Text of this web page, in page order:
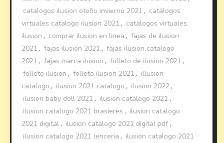
catalogos ilusion otoño invierno 2021 , catálogos
virtuales catalogo ilusion 2021 , catalogos virtuales
ilusion , comprar ilusion en linea , fajas de ilusion
2021 , fajas ilusion 2021 , fajas ilusion catalogo
2021 , fajas marca ilusion , folleto de ilusion 2021 ,
folleto ilusion , folleto ilusion 2021 , illusion
catalogo , ilusion 2021 catalogo , ilusion 2022 ,
ilusion baby doll 2021 , ilusion catalogo 2021 ,
ilusion catalogo 2021 brasieres , ilusion catalogo
2021 digital , ilusion catalogo 2021 digital pdf ,
ilusion catalogo 2021 lenceria , ilusion catalogo 2021